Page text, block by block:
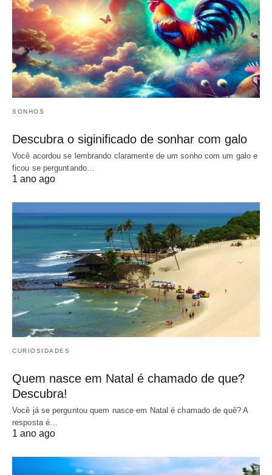
SONHOS
Descubra o siginificado de sonhar com galo
Você acordou se lembrando claramente de um sonho com um galo e
ficou se perguntando…
1 ano ago
CURIOSIDADES
Quem nasce em Natal é chamado de que?
Descubra!
Você já se perguntou quem nasce em Natal é chamado de quê? A
resposta é…
1 ano ago